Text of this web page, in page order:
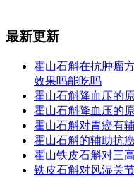
最新更新
霍山石斛在抗肿瘤
效果吗能吃吗
霍山石斛降血压的
霍山石斛降血压的
霍山石斛对胃癌有
霍山石斛的辅助抗
霍山铁皮石斛对三
铁皮石斛对风湿关